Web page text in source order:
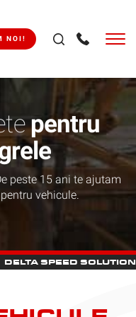
NOI!
pentru
peste 15 ani te ajutam
vehicule.
DELTA SPEED